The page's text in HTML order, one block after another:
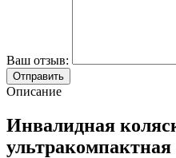
Ваш отзыв:
Описание
Инвалидная